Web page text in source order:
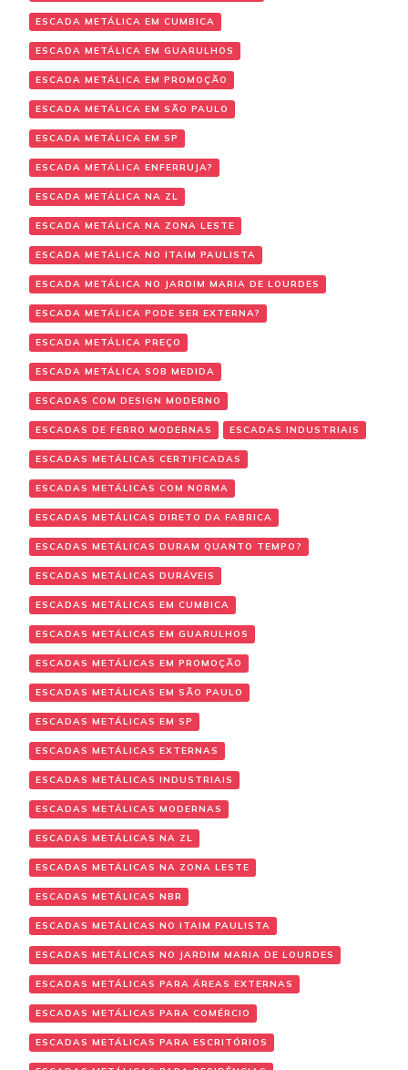
ESCADA METÁLICA EM CUMBICA
ESCADA METÁLICA EM GUARULHOS
ESCADA METÁLICA EM PROMOÇÃO
ESCADA METÁLICA EM SÃO PAULO
ESCADA METÁLICA EM SP
ESCADA METÁLICA ENFERRUJA?
ESCADA METÁLICA NA ZL
ESCADA METÁLICA NA ZONA LESTE
ESCADA METÁLICA NO ITAIM PAULISTA
ESCADA METÁLICA NO JARDIM MARIA DE LOURDES
ESCADA METÁLICA PODE SER EXTERNA?
ESCADA METÁLICA PREÇO
ESCADA METÁLICA SOB MEDIDA
ESCADAS COM DESIGN MODERNO
ESCADAS DE FERRO MODERNAS ESCADAS INDUSTRIAIS
ESCADAS METÁLICAS CERTIFICADAS
ESCADAS METÁLICAS COM NORMA
ESCADAS METÁLICAS DIRETO DA FABRICA
ESCADAS METÁLICAS DURAM QUANTO TEMPO?
ESCADAS METÁLICAS DURÁVEIS
ESCADAS METÁLICAS EM CUMBICA
ESCADAS METÁLICAS EM GUARULHOS
ESCADAS METÁLICAS EM PROMOÇÃO
ESCADAS METÁLICAS EM SÃO PAULO
ESCADAS METÁLICAS EM SP
ESCADAS METÁLICAS EXTERNAS
ESCADAS METÁLICAS INDUSTRIAIS
ESCADAS METÁLICAS MODERNAS
ESCADAS METÁLICAS NA ZL
ESCADAS METÁLICAS NA ZONA LESTE
ESCADAS METÁLICAS NBR
ESCADAS METÁLICAS NO ITAIM PAULISTA
ESCADAS METÁLICAS NO JARDIM MARIA DE LOURDES
ESCADAS METÁLICAS PARA ÁREAS EXTERNAS
ESCADAS METÁLICAS PARA COMÉRCIO
ESCADAS METÁLICAS PARA ESCRITÓRIOS